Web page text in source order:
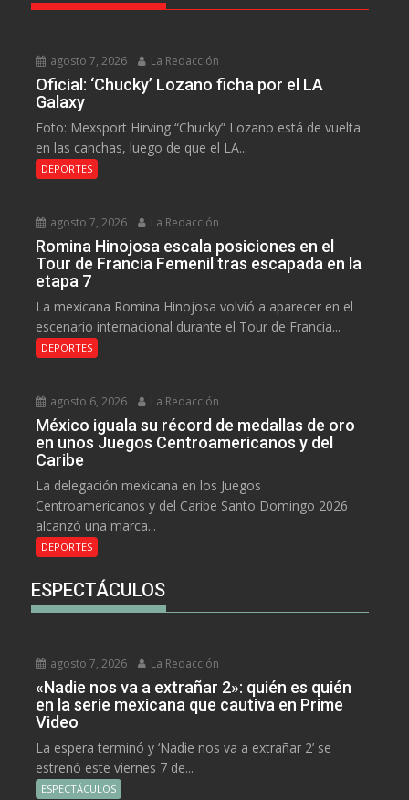
agosto 7, 2026 La Redacción
Oficial: ‘Chucky’ Lozano ficha por el LA
Galaxy
Foto: Mexsport Hirving “Chucky” Lozano está de vuelta
en las canchas, luego de que el LA...
DEPORTES
agosto 7, 2026 La Redacción
Romina Hinojosa escala posiciones en el
Tour de Francia Femenil tras escapada en la
etapa 7
La mexicana Romina Hinojosa volvió a aparecer en el
escenario internacional durante el Tour de Francia...
DEPORTES
agosto 6, 2026 La Redacción
México iguala su récord de medallas de oro
en unos Juegos Centroamericanos y del
Caribe
La delegación mexicana en los Juegos
Centroamericanos y del Caribe Santo Domingo 2026
alcanzó una marca...
DEPORTES
ESPECTÁCULOS
agosto 7, 2026 La Redacción
«Nadie nos va a extrañar 2»: quién es quién
en la serie mexicana que cautiva en Prime
Video
La espera terminó y ‘Nadie nos va a extrañar 2’ se
estrenó este viernes 7 de...
ESPECTÁCULOS